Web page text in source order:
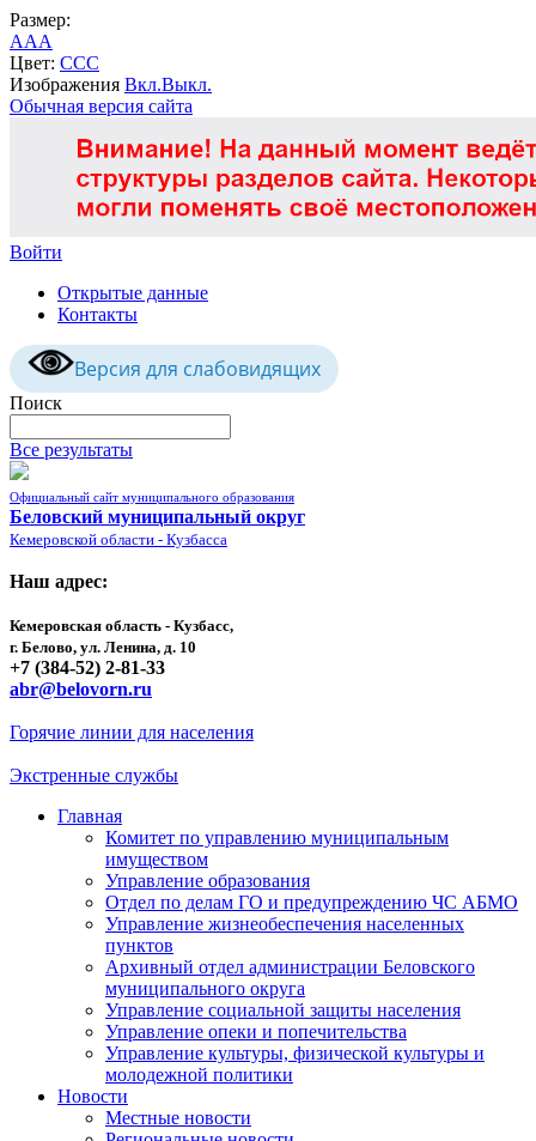
Размер:
AAA
Цвет: CCC
Изображения Вкл.Выкл.
Обычная версия сайта
Войти
Открытые данные
Контакты
Версия для слабовидящих
Поиск
Все результаты
Официальный сайт муниципального образования
Беловский муниципальный округ
Кемеровской области - Кузбасса
Наш адрес:
Кемеровская область - Кузбасс,
г. Белово, ул. Ленина, д. 10
+7 (384-52) 2-81-33
abr@belovorn.ru
Горячие линии для населения
Экстренные службы
Главная
Комитет по управлению муниципальным
имуществом
Управление образования
Отдел по делам ГО и предупреждению ЧС АБМО
Управление жизнеобеспечения населенных
пунктов
Архивный отдел администрации Беловского
муниципального округа
Управление социальной защиты населения
Управление опеки и попечительства
Управление культуры, физической культуры и
молодежной политики
Новости
Местные новости